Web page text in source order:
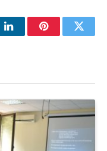
LinkedInPinterest